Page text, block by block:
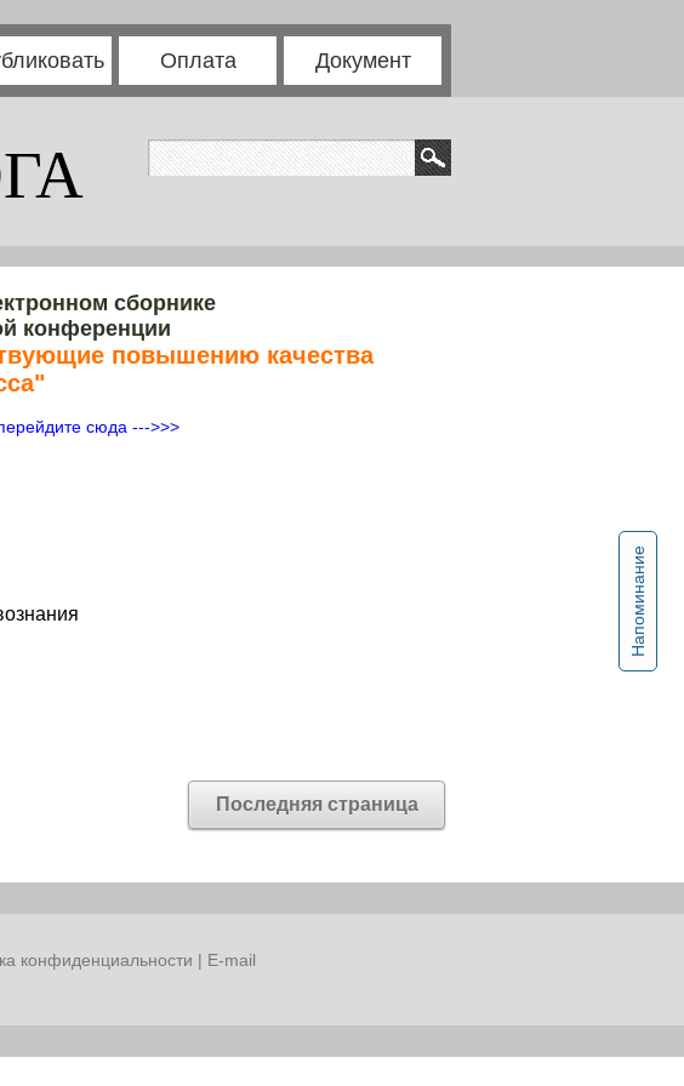
Оплата Документ
Напоминание
сборнике
конференции
повышению качества
сюда --->>>
Последняя страница
конфиденциальности | E-mail